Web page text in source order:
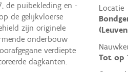
Locatie
Tot op
de puibekleding en -
de gelijkvloerse
zijn originele
onderbouw
verdiepte
dagkanten.